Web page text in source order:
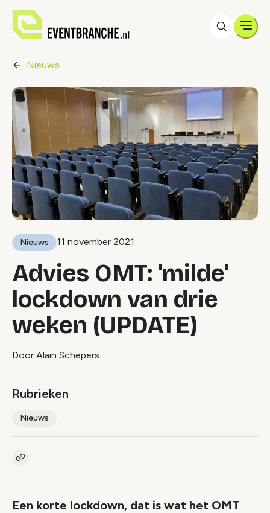
Nieuws
Nieuws 11 november 2021
Advies OMT: 'milde'
lockdown van drie
weken (UPDATE)
Door Alain Schepers
Rubrieken
Nieuws
Kopieer link naar artikel
Een korte lockdown, dat is wat het OMT